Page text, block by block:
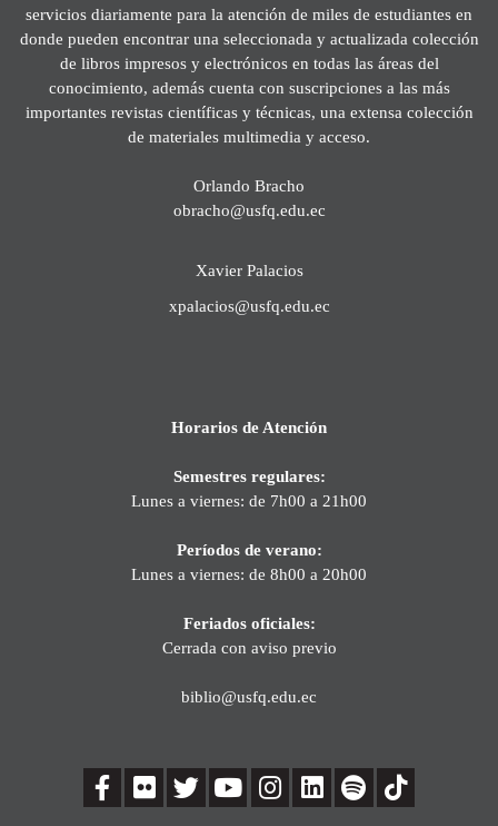
servicios diariamente para la atención de miles de estudiantes en
donde pueden encontrar una seleccionada y actualizada colección
de libros impresos y electrónicos en todas las áreas del
conocimiento, además cuenta con suscripciones a las más
importantes revistas científicas y técnicas, una extensa colección
de materiales multimedia y acceso.
Orlando Bracho
obracho@usfq.edu.ec
Xavier Palacios
xpalacios@usfq.edu.ec
Horarios de Atención
Semestres regulares:
Lunes a viernes: de 7h00 a 21h00
Períodos de verano:
Lunes a viernes: de 8h00 a 20h00
Feriados oficiales:
Cerrada con aviso previo
biblio@usfq.edu.ec